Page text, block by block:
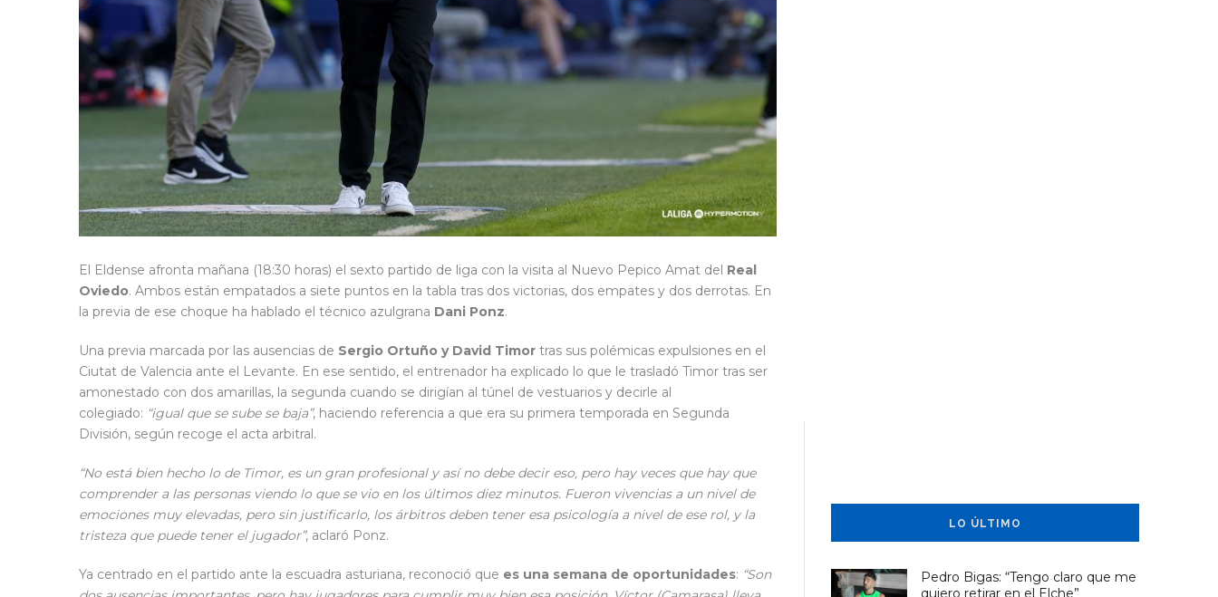
El Eldense afronta mañana (18:30 horas) el sexto partido de liga con la visita al Nuevo Pepico Amat del Real
Oviedo. Ambos están empatados a siete puntos en la tabla tras dos victorias, dos empates y dos derrotas. En
la previa de ese choque ha hablado el técnico azulgrana Dani Ponz.
Una previa marcada por las ausencias de Sergio Ortuño y David Timor tras sus polémicas expulsiones en el
Ciutat de Valencia ante el Levante. En ese sentido, el entrenador ha explicado lo que le trasladó Timor tras ser
amonestado con dos amarillas, la segunda cuando se dirigían al túnel de vestuarios y decirle al
colegiado: “igual que se sube se baja”, haciendo referencia a que era su primera temporada en Segunda
División, según recoge el acta arbitral.
“No está bien hecho lo de Timor, es un gran profesional y así no debe decir eso, pero hay veces que hay que
comprender a las personas viendo lo que se vio en los últimos diez minutos. Fueron vivencias a un nivel de
emociones muy elevadas, pero sin justificarlo, los árbitros deben tener esa psicología a nivel de ese rol, y la
tristeza que puede tener el jugador”, aclaró Ponz.
Ya centrado en el partido ante la escuadra asturiana, reconoció que es una semana de oportunidades: “Son
LO ÚLTIMO
Pedro Bigas: “Tengo claro que me
quiero retirar en el Elche”